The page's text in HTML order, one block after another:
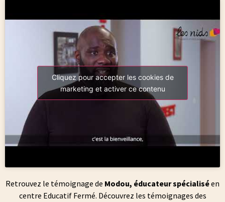
Cliquez pour accepter les cookies de
marketing et activer ce contenu
Retrouvez le témoignage de Modou, éducateur spécialiséen
centre Educatif Fermé. Découvrez les témoignages des